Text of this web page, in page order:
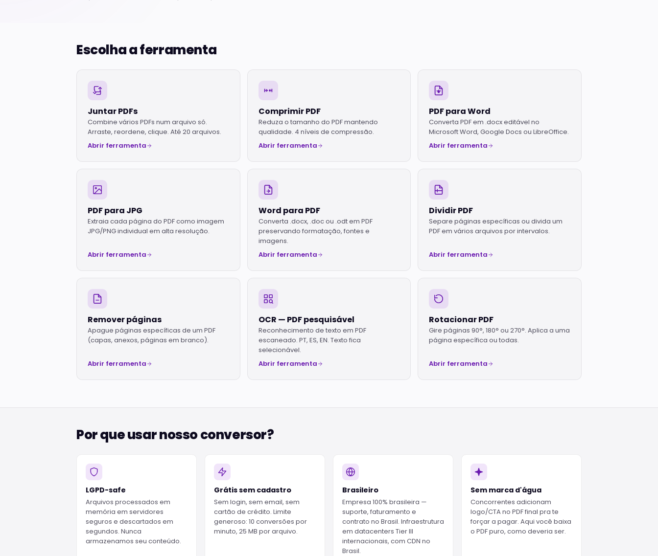
as ferramentas
grátis
Escolha a ferramenta
Juntar PDFs
Combine vários PDFs num arquivo só.
Arraste, reordene, clique. Até 20 arquivos.
Abrir ferramenta
Comprimir PDF
Reduza o tamanho do PDF mantendo
qualidade. 4 níveis de compressão.
Abrir ferramenta
PDF para Word
Converta PDF em .docx editável no
Microsoft Word, Google Docs ou LibreOffice.
Abrir ferramenta
PDF para JPG
Extraia cada página do PDF como imagem
JPG/PNG individual em alta resolução.
Abrir ferramenta
Word para PDF
Converta .docx, .doc ou .odt em PDF
preservando formatação, fontes e
imagens.
Abrir ferramenta
Dividir PDF
Separe páginas específicas ou divida um
PDF em vários arquivos por intervalos.
Abrir ferramenta
Remover páginas
Apague páginas específicas de um PDF
(capas, anexos, páginas em branco).
Abrir ferramenta
OCR — PDF pesquisável
Reconhecimento de texto em PDF
escaneado. PT, ES, EN. Texto fica
selecionável.
Abrir ferramenta
Rotacionar PDF
Gire páginas 90°, 180° ou 270°. Aplica a uma
página específica ou todas.
Abrir ferramenta
Por que usar nosso conversor?
LGPD-safe
Arquivos processados em
memória em servidores
seguros e descartados em
segundos. Nunca
armazenamos seu conteúdo.
Grátis sem cadastro
Sem login, sem email, sem
cartão de crédito. Limite
generoso: 10 conversões por
minuto, 25 MB por arquivo.
Brasileiro
Empresa 100% brasileira —
suporte, faturamento e
contrato no Brasil. Infraestrutura
em datacenters Tier III
internacionais, com CDN no
Brasil.
Sem marca d'água
Concorrentes adicionam
logo/CTA no PDF final pra te
forçar a pagar. Aqui você baixa
o PDF puro, como deveria ser.